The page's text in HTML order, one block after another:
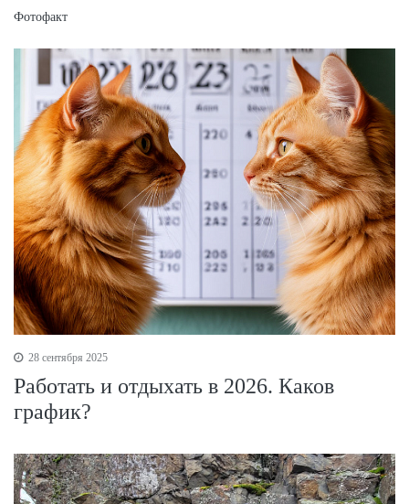
Фотофакт
28 сентября 2025
Работать и отдыхать в 2026. Каков
график?